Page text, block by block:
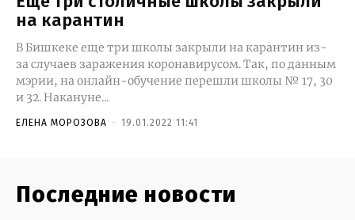
на карантин
В Бишкеке еще три школы закрыли на карантин из-
за случаев заражения коронавирусом. Так, по данным
мэрии, на онлайн-обучение перешли школы № 17, 30
и 32. Накануне...
ЕЛЕНА МОРОЗОВА - 19.01.2022 11:41
Последние новости